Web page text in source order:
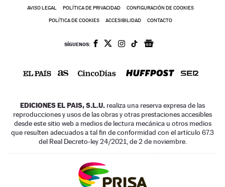
AVISO LEGAL POLÍTICA DE PRIVACIDAD CONFIGURACIÓN DE COOKIES
POLÍTICA DE COOKIES ACCESIBILIDAD CONTACTO
SÍGUENOS:
EDICIONES EL PAIS, S.L.U. realiza una reserva expresa de las
reproducciones y usos de las obras y otras prestaciones accesibles
desde este sitio web a medios de lectura mecánica u otros medios
que resulten adecuados a tal fin de conformidad con el artículo 67.3
del Real Decreto-ley 24/2021, de 2 de noviembre.